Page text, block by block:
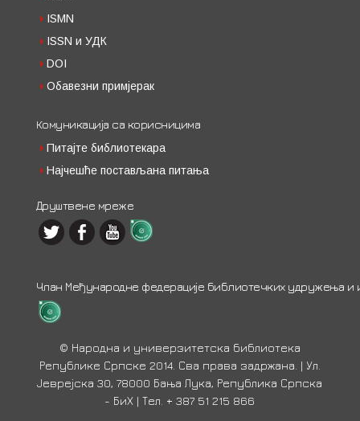
ISMN
ISSN и УДК
DOI
Обавезни примјерак
Комуникација са корисницима
Питајте библиотекара
Најчешће постављана питања
Друштвене мреже
Члан Међународне федерације библиотечких удружења и
© Народна и универзитетска библиотека
Републике Српске 2014. Сва права задржана. | Ул.
Јеврејска 30, 78000 Бања Лука, Република Српска
- БиХ | Тел. + 387 51 215 866